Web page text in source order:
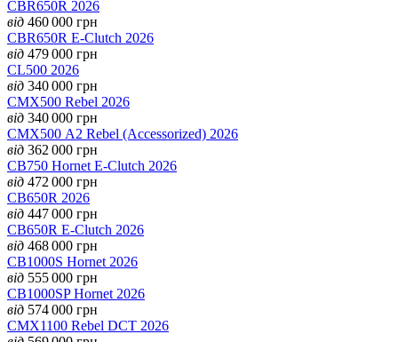
CBR650R 2026
від 460 000 грн
CBR650R E-Clutch 2026
від 479 000 грн
CL500 2026
від 340 000 грн
CMX500 Rebel 2026
від 340 000 грн
CMX500 А2 Rebel (Accessorized) 2026
від 362 000 грн
CB750 Hornet E-Clutch 2026
від 472 000 грн
CB650R 2026
від 447 000 грн
CB650R E-Clutch 2026
від 468 000 грн
CB1000S Hornet 2026
від 555 000 грн
CB1000SP Hornet 2026
від 574 000 грн
CMX1100 Rebel DCT 2026